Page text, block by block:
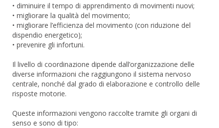
• diminuire il tempo di apprendimento di movimenti nuovi;
• migliorare la qualità del movimento;
• migliorare l’efficienza del movimento (con riduzione del
dispendio energetico);
• prevenire gli infortuni.
Il livello di coordinazione dipende dall’organizzazione delle
diverse informazioni che raggiungono il sistema nervoso
centrale, nonché dal grado di elaborazione e controllo delle
risposte motorie.
Queste informazioni vengono raccolte tramite gli organi di
senso e sono di tipo: